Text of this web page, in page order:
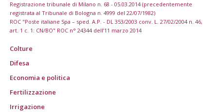
Registrazione tribunale di Milano n. 68 - 05.03.2014 (precedentemente
registrata al Tribunale di Bologna n. 4999 del 22/07/1982)
ROC "Poste italiane Spa – sped. A.P. - DL 353/2003 conv. L. 27/02/2004 n. 46,
art. 1 c. 1: CN/BO" ROC n° 24344 dell’11 marzo 2014
Colture
Difesa
Economia e politica
Fertilizzazione
Irrigazione